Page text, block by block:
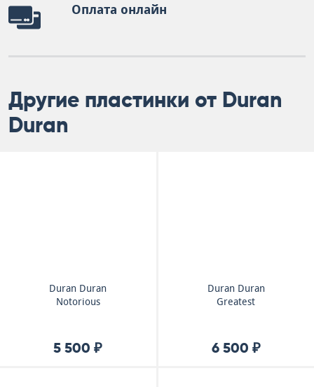
Оплата онлайн
Другие пластинки от Duran
Duran
Duran Duran
Notorious
5 500 ₽
Duran Duran
Greatest
6 500 ₽